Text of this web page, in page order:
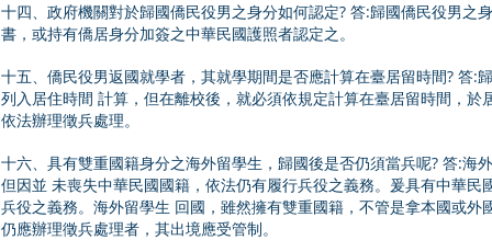
十四、政府機關對於歸國僑民役男之身分如何認定? 答:歸國僑民役男之
書，或持有僑居身分加簽之中華民國護照者認定之。
十五、僑民役男返國就學者，其就學期間是否應計算在臺居留時間? 答:
列入居住時間 計算，但在離校後，就必須依規定計算在臺居留時間，於
依法辦理徵兵處理。
十六、具有雙重國籍身分之海外留學生，歸國後是否仍須當兵呢? 答:海
但因並 未喪失中華民國國籍，依法仍有履行兵役之義務。爰具有中華
兵役之義務。海外留學生 回國，雖然擁有雙重國籍，不管是拿本國或外
仍應辦理徵兵處理者，其出境應受管制。